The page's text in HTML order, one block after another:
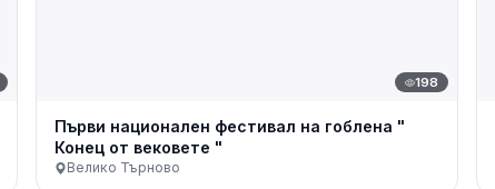
198
Първи национален фестивал на гоблена "
Конец от вековете "
Велико Търново